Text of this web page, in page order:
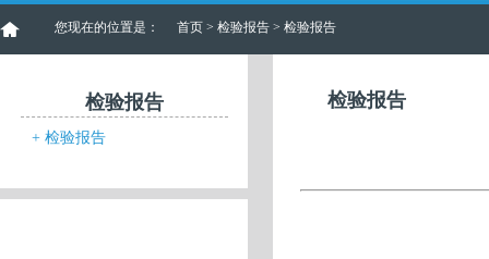
您现在的位置是： 首页 > 检验报告 > 检验报告
检验报告
+检验报告
检验报告